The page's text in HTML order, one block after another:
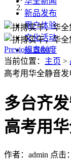
新品发布
用户体验
文化活动
规章制度
Previous Next
当前位置： 主页 >
高考用华全静音
多台齐
高考用
作者：admin 点击